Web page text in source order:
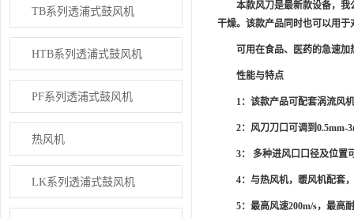
TB系列透浦式鼓风机
HTB系列透浦式鼓风机
PF系列透浦式鼓风机
热风机
LK系列透浦式鼓风机
本款风刀是最新款设备，我公
干燥。该款产品同时也可以用
可用在食品、医药的急速加
性能与特点
1：该款产品可配套涡流风
2：风刀刀口可调到0.5mm-
3： 多种进风口口径及位置
4：与热风机，暖风机配套
5：最高风速200m/s，最高